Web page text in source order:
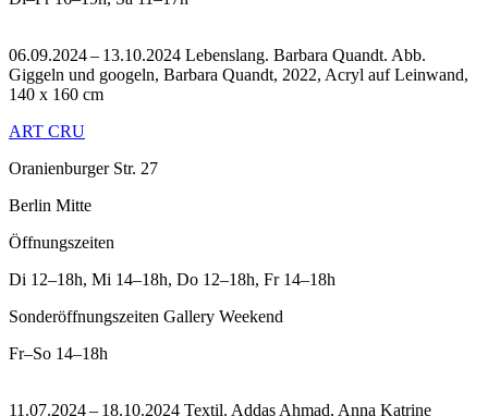
06.09.2024 – 13.10.2024 Lebenslang. Barbara Quandt. Abb.
Giggeln und googeln, Barbara Quandt, 2022, Acryl auf Leinwand,
140 x 160 cm
ART CRU
Oranienburger Str. 27
Berlin Mitte
Öffnungszeiten
Di 12–18h, Mi 14–18h, Do 12–18h, Fr 14–18h
Sonderöffnungszeiten Gallery Weekend
Fr–So 14–18h
11.07.2024 – 18.10.2024 Textil. Addas Ahmad, Anna Katrine